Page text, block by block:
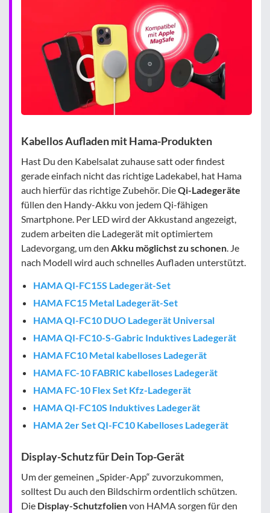
Kabellos Aufladen mit Hama-Produkten
Hast Du den Kabelsalat zuhause satt oder findest
gerade einfach nicht das richtige Ladekabel, hat Hama
auch hierfür das richtige Zubehör. DieQi-Ladegeräte
füllen den Handy-Akku von jedem Qi-fähigen
Smartphone. Per LED wird der Akkustand angezeigt,
zudem arbeiten die Ladegerät mit optimiertem
Ladevorgang, um den Akku möglichst zu schonen. Je
nach Modell wird auch schnelles Aufladen unterstützt.
HAMA QI-FC15S Ladegerät-Set
HAMA FC15 Metal Ladegerät-Set
HAMA QI-FC10 DUO Ladegerät Universal
HAMA QI-FC10-S-Gabric Induktives Ladegerät
HAMA FC10 Metal kabelloses Ladegerät
HAMA FC-10 FABRIC kabelloses Ladegerät
HAMA FC-10 Flex Set Kfz-Ladegerät
HAMA QI-FC10S Induktives Ladegerät
HAMA 2er Set QI-FC10 Kabelloses Ladegerät
Display-Schutz für Dein Top-Gerät
Um der gemeinen „Spider-App“ zuvorzukommen,
solltest Du auch den Bildschirm ordentlich schützen.
Die Display-Schutzfolienvon HAMA sorgen für den